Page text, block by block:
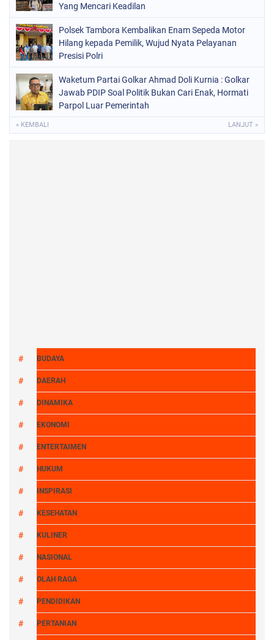
Yang Mencari Keadilan
Polsek Tambora Kembalikan Enam Sepeda Motor
Hilang kepada Pemilik, Wujud Nyata Pelayanan
Presisi Polri
Waketum Partai Golkar Ahmad Doli Kurnia : Golkar
Jawab PDIP Soal Politik Bukan Cari Enak, Hormati
Parpol Luar Pemerintah
« KEMBALI LANJUT »
BUDAYA
DAERAH
DINAMIKA
EKONOMI
ENTERTAIMEN
HUKUM
INSPIRASI
KESEHATAN
KULINER
NASIONAL
OLAH RAGA
PENDIDIKAN
PERTANIAN